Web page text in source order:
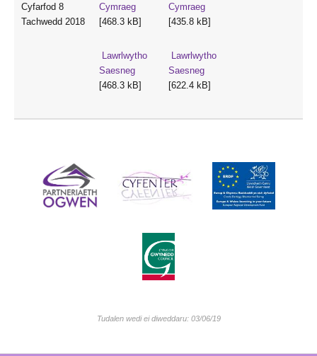
Cyfarfod 8
Tachwedd 2018
Cymraeg
[468.3 kB]
Lawrlwytho
Saesneg
[468.3 kB]
Cymraeg
[435.8 kB]
Lawrlwytho
Saesneg
[622.4 kB]
Tudalen wedi ei diweddaru: 03/06/19